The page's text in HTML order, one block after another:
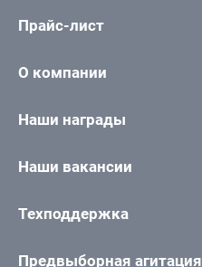
Прайс-лист
О компании
Наши награды
Наши вакансии
Техподдержка
Предвыборная агитация